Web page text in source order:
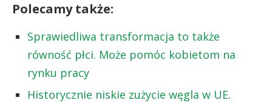
Polecamy także:
Sprawiedliwa transformacja to także
równość płci. Może pomóc kobietom na
rynku pracy
Historycznie niskie zużycie węgla w UE.